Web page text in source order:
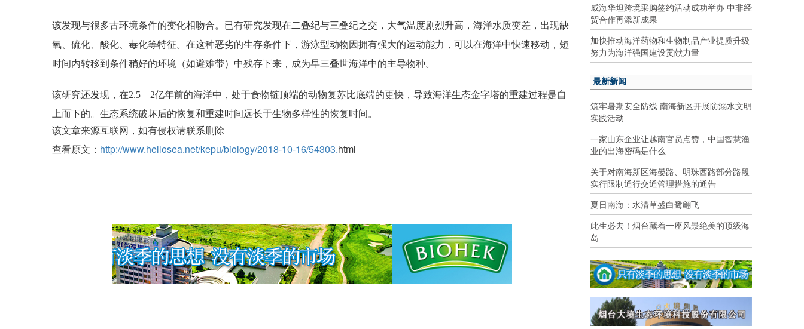
该发现与很多古环境条件的变化相吻合。已有研究发现在二叠纪与三叠纪之交，大气温度剧烈升高，海洋水质变差，出现缺
氧、硫化、酸化、毒化等特征。在这种恶劣的生存条件下，游泳型动物因拥有强大的运动能力，可以在海洋中快速移动，短
时间内转移到条件稍好的环境（如避难带）中残存下来，成为早三叠世海洋中的主导物种。
该研究还发现，在2.5—2亿年前的海洋中，处于食物链顶端的动物复苏比底端的更快，导致海洋生态金字塔的重建过程是自
上而下的。生态系统破坏后的恢复和重建时间远长于生物多样性的恢复时间。
该文章来源互联网，如有侵权请联系删除
查看原文： http://www.hellosea.net/kepu/biology/2018-10-16/54303.html
威海华坦跨境采购签约活动成功举办 中非经
贸合作再添新成果
加快推动海洋药物和生物制品产业提质升级
努力为海洋强国建设贡献力量
最新新闻
筑牢暑期安全防线 南海新区开展防溺水文明
实践活动
一家山东企业让越南官员点赞，中国智慧渔
业的出海密码是什么
关于对南海新区海晏路、明珠西路部分路段
实行限制通行交通管理措施的通告
夏日南海：水清草盛白鹭翩飞
此生必去！烟台藏着一座风景绝美的顶级海
岛